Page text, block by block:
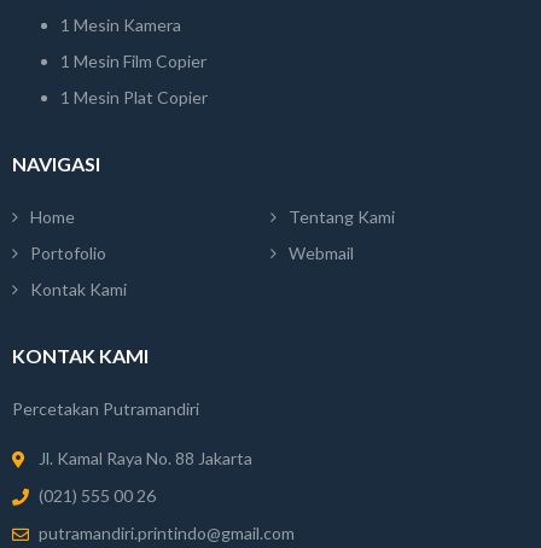
1 Mesin Kamera
1 Mesin Film Copier
1 Mesin Plat Copier
NAVIGASI
Home
Tentang Kami
Portofolio
Webmail
Kontak Kami
KONTAK KAMI
Percetakan Putramandiri
Jl. Kamal Raya No. 88 Jakarta
(021) 555 00 26
putramandiri.printindo@gmail.com